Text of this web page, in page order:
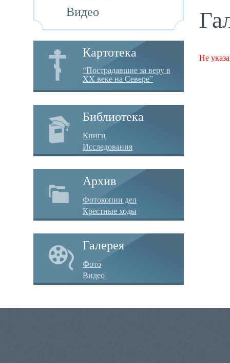
Видео
Картотека
“Пострадавшие за веру в
XX веке на Севере”
Библиотека
Книги
Исследования
Архив
Фотокопии дел
Крестные ходы
Галерея
Фото
Видео
Не